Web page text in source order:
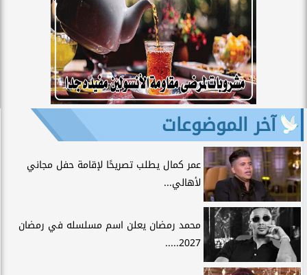
آخر الموضوعات
عمر كمال يطلب تصريحًا لإقامة حفل مجاني
لأهالي...
محمد رمضان يعلن اسم مسلسله في رمضان
2027.....